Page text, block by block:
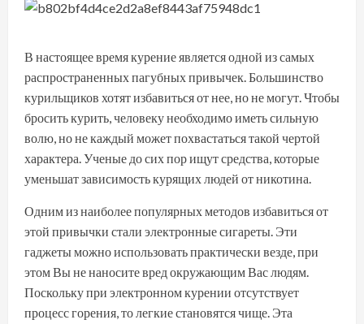
В настоящее время курение является одной из самых
распространенных пагубных привычек. Большинство
курильщиков хотят избавиться от нее, но не могут. Чтобы
бросить курить, человеку необходимо иметь сильную
волю, но не каждый может похвастаться такой чертой
характера. Ученые до сих пор ищут средства, которые
уменьшат зависимость курящих людей от никотина.
Одним из наиболее популярных методов избавиться от
этой привычки стали электронные сигареты. Эти
гаджеты можно использовать практически везде, при
этом Вы не наносите вред окружающим Вас людям.
Поскольку при электронном курении отсутствует
процесс горения, то легкие становятся чище. Эта